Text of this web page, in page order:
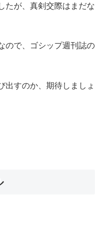
たが、真剣交際はまだな
ので、ゴシップ週刊誌の
出すのか、期待しましょ